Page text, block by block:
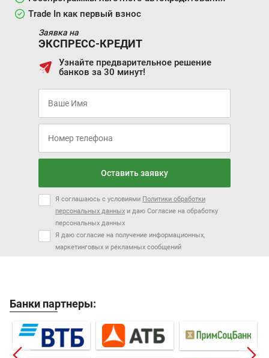
Trade In как первый взнос
Заявка на
ЭКСПРЕСС-КРЕДИТ
Узнайте предварительное решение
банков за 30 минут!
Оставить заявку
Я соглашаюсь с условиями Политики обработки
персональных данных и даю Согласие на обработку
персональных данных
Я даю согласие на получение информационных,
маркетинговых и рекламных сообщений
Банки партнеры: